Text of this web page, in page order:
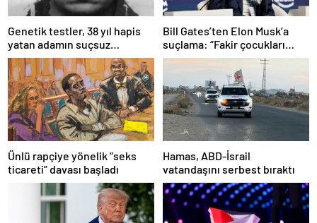
Genetik testler, 38 yıl hapis
yatan adamın suçsuz
olduğunu ortaya çıkardı
Bill Gates’ten Elon Musk’a
suçlama: “Fakir çocukları
öldürdü”
Ünlü rapçiye yönelik “seks
ticareti” davası başladı
Hamas, ABD-İsrail
vatandaşını serbest bıraktı